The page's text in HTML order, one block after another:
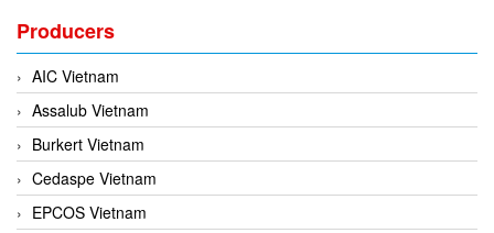
Producers
AIC Vietnam
Assalub Vietnam
Burkert Vietnam
Cedaspe Vietnam
EPCOS Vietnam